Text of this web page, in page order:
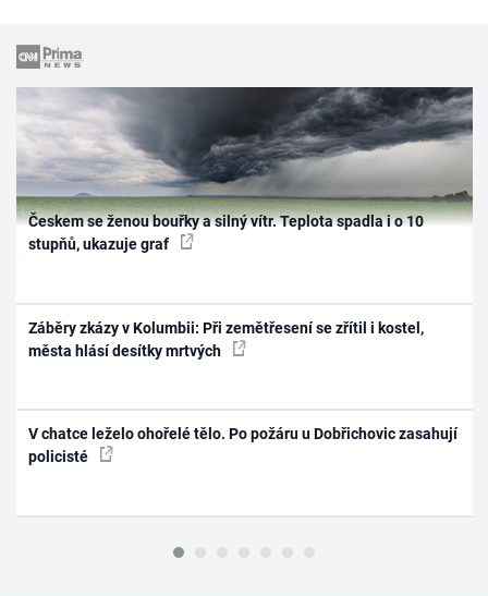
Českem se ženou bouřky a silný vítr. Teplota spadla i o 10
stupňů, ukazuje graf
Záběry zkázy v Kolumbii: Při zemětřesení se zřítil i kostel,
města hlásí desítky mrtvých
V chatce leželo ohořelé tělo. Po požáru u Dobřichovic zasahují
policisté